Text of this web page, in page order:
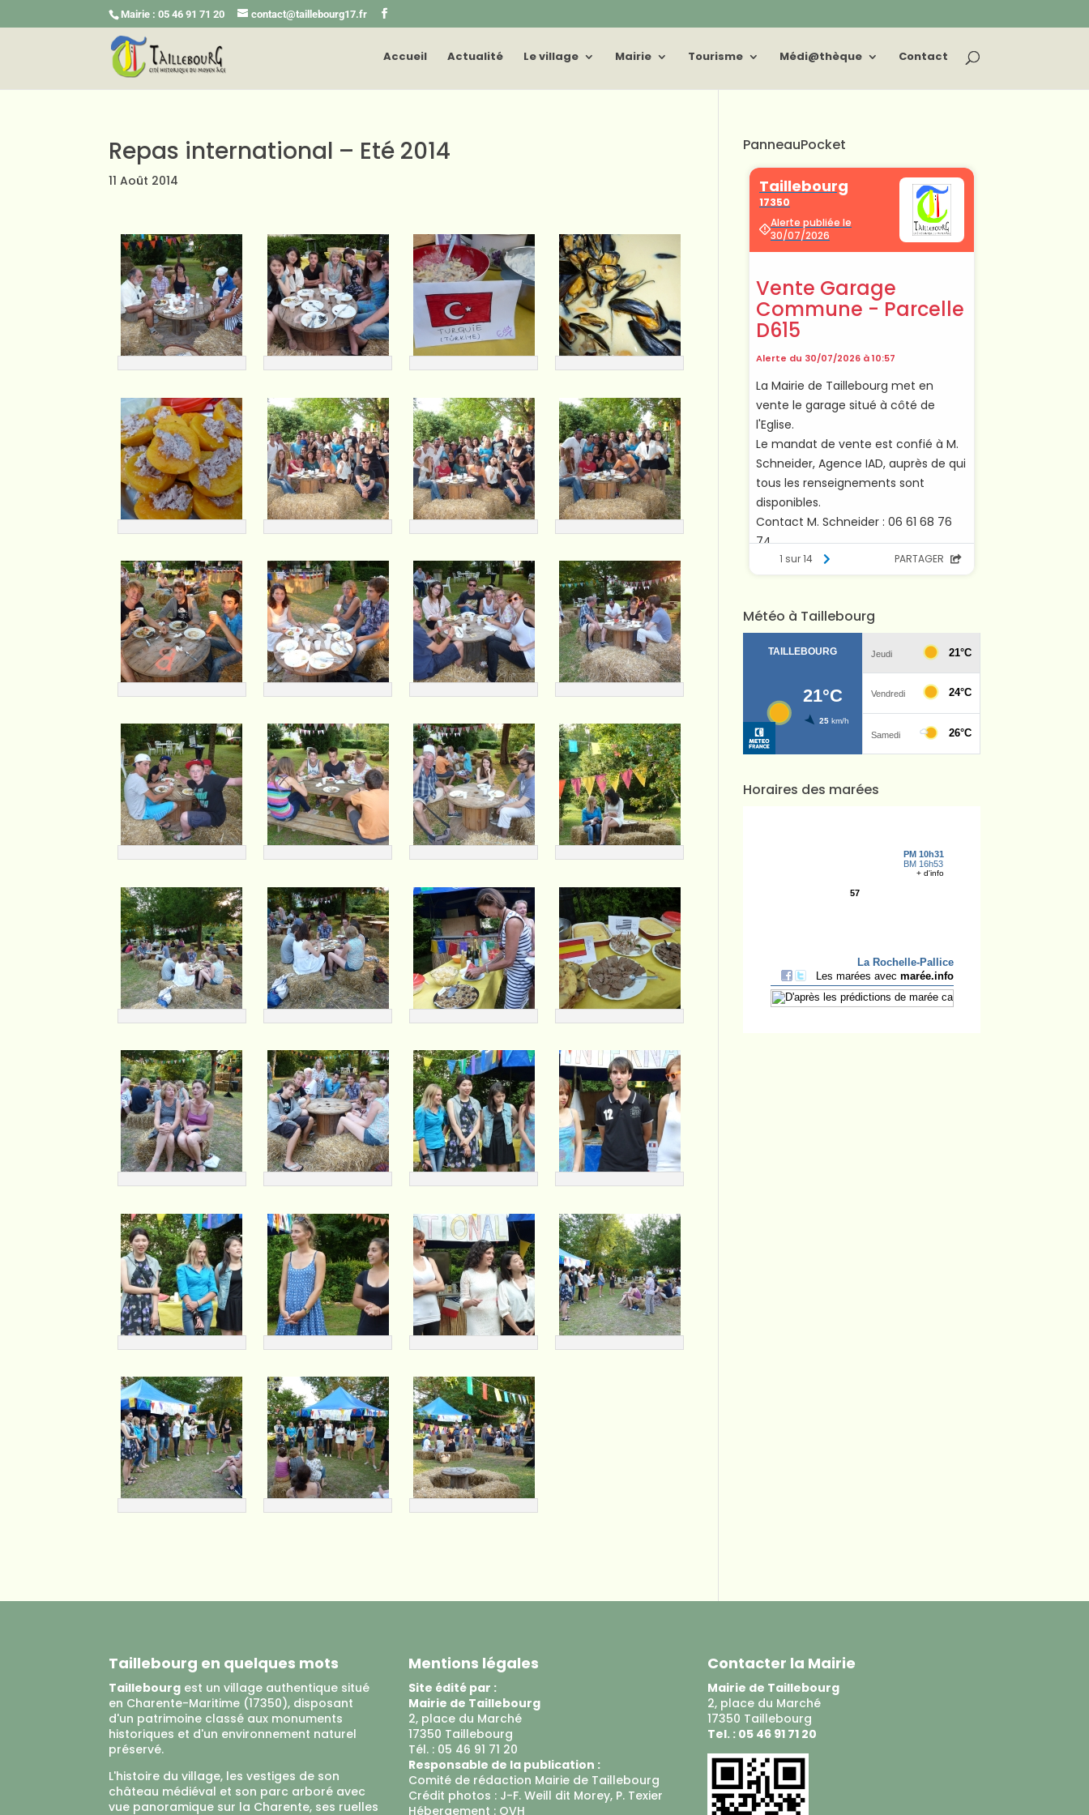
Mairie : 05 46 91 71 20 contact@taillebourg17.fr
Accueil Actualité Le village Mairie Tourisme Médi@thèque Contact
Repas international – Eté 2014
11 Août 2014
PanneauPocket
Météo à Taillebourg
Horaires des marées
Taillebourg en quelques mots
Taillebourg est un village authentique situé
en Charente-Maritime (17350), disposant
d'un patrimoine classé aux monuments
historiques et d'un environnement naturel
préservé.
L'histoire du village, les vestiges de son
château médiéval et son parc arboré avec
vue panoramique sur la Charente, ses ruelles
Mentions légales
Site édité par :
Mairie de Taillebourg
2, place du Marché
17350 Taillebourg
Tél. : 05 46 91 71 20
Responsable de la publication :
Comité de rédaction Mairie de Taillebourg
Crédit photos : J-F. Weill dit Morey, P. Texier
Hébergement : OVH
Contacter la Mairie
Mairie de Taillebourg
2, place du Marché
17350 Taillebourg
Tel. : 05 46 91 71 20